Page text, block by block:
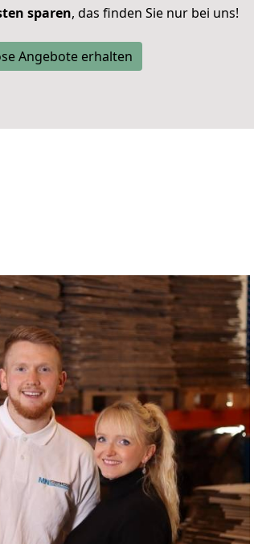
sparen, das finden Sie nur bei uns!
Angebote erhalten